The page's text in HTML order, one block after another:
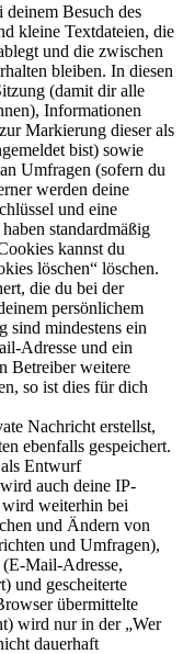
Besuch des
kleine Textdateien, die
und die zwischen
bleiben. In diesen
(damit dir alle
Informationen
Markierung dieser als
bist) sowie
Umfragen (sofern du
werden deine
und eine
standardmäßig
kannst du
löschen“ löschen.
die du bei der
persönlichem
sind mindestens ein
Adresse und ein
Betreiber weitere
so ist dies für dich
Nachricht erstellst,
ebenfalls gespeichert.
Entwurf
auch deine IP-
wird weiterhin bei
und Ändern von
und Umfragen),
Mail-Adresse,
und gescheiterte
übermittelte
wird nur in der „Wer
dauerhaft